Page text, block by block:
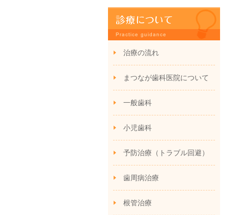
治療の流れ
まつなが歯科医院について
一般歯科
小児歯科
予防治療（トラブル回避）
歯周病治療
根管治療